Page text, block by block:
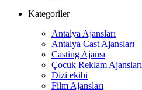
Kategoriler
Antalya Ajansları
Antalya Cast Ajansları
Casting Ajansı
Çocuk Reklam Ajansları
Dizi ekibi
Film Ajansları